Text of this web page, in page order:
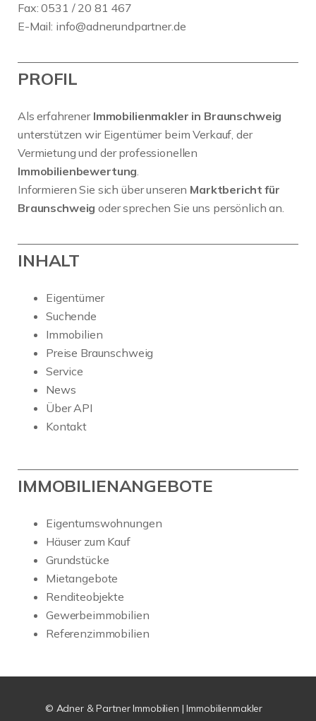
Fax: 0531 / 20 81 467
E-Mail: info@adnerundpartner.de
PROFIL
Als erfahrener Immobilienmakler in Braunschweig
unterstützen wir Eigentümer beim Verkauf, der
Vermietung und der professionellen
Immobilienbewertung.
Informieren Sie sich über unseren Marktbericht für
Braunschweig oder sprechen Sie uns persönlich an.
INHALT
Eigentümer
Suchende
Immobilien
Preise Braunschweig
Service
News
Über API
Kontakt
IMMOBILIENANGEBOTE
Eigentumswohnungen
Häuser zum Kauf
Grundstücke
Mietangebote
Renditeobjekte
Gewerbeimmobilien
Referenzimmobilien
© Adner & Partner Immobilien | Immobilienmakler